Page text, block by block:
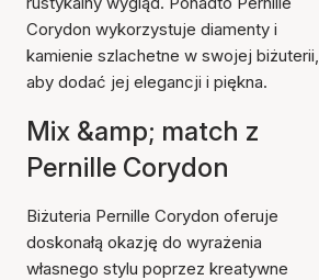
Corydon wykorzystuje diamenty i
kamienie szlachetne w swojej biżuterii,
aby dodać jej elegancji i piękna.
Mix &amp; match z
Pernille Corydon
Biżuteria Pernille Corydon oferuje
doskonałą okazję do wyrażenia
własnego stylu poprzez kreatywne